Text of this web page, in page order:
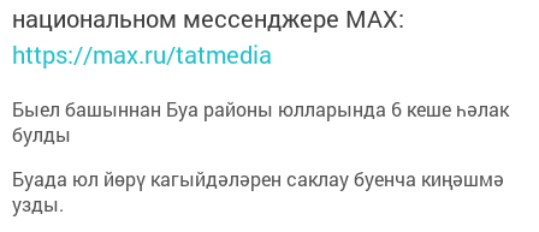
национальном мессенджере MАХ:
https://max.ru/tatmedia
Быел башыннан Буа районы юлларында 6 кеше һәлак
булды
Буада юл йөрү кагыйдәләрен саклау буенча киңәшмә
узды.